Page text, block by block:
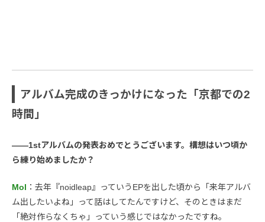
アルバム完成のきっかけになった「京都での2
時間」
――1stアルバムの発表おめでとうございます。構想はいつ頃か
ら練り始めましたか？
Mol ：去年『noidleap』っていうEPを出した頃から「来年アルバ
ム出したいよね」って話はしてたんですけど、そのときはまだ
「絶対作らなくちゃ」っていう感じではなかったですね。